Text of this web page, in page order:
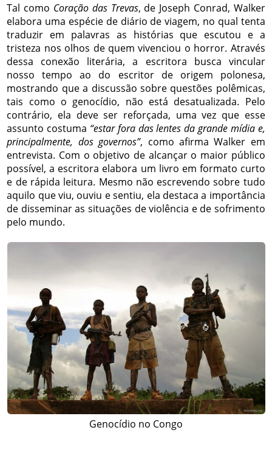
Tal como Coração das Trevas, de Joseph Conrad, Walker
elabora uma espécie de diário de viagem, no qual tenta
traduzir em palavras as histórias que escutou e a
tristeza nos olhos de quem vivenciou o horror. Através
dessa conexão literária, a escritora busca vincular
nosso tempo ao do escritor de origem polonesa,
mostrando que a discussão sobre questões polêmicas,
tais como o genocídio, não está desatualizada. Pelo
contrário, ela deve ser reforçada, uma vez que esse
assunto costuma “estar fora das lentes da grande mídia e,
principalmente, dos governos”, como afirma Walker em
entrevista. Com o objetivo de alcançar o maior público
possível, a escritora elabora um livro em formato curto
e de rápida leitura. Mesmo não escrevendo sobre tudo
aquilo que viu, ouviu e sentiu, ela destaca a importância
de disseminar as situações de violência e de sofrimento
pelo mundo.
Genocídio no Congo